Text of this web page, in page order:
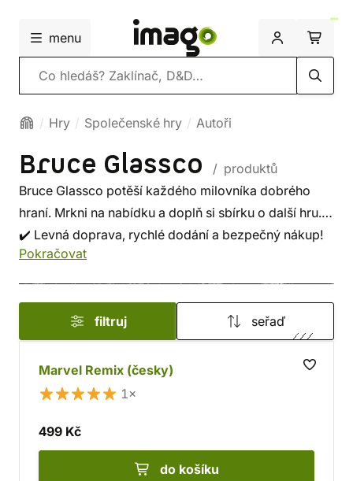
menu
Vyhledávání
Hry Společenské hry Autoři
Bruce Glassco
/ produktů
Bruce Glassco potěší každého milovníka dobrého
hraní. Mrkni na nabídku a doplň si sbírku o další hru.
✔️ Levná doprava, rychlé dodání a bezpečný nákup!
Pokračovat
filtruj seřaď
Marvel Remix (česky)
1×
499 Kč
do košíku